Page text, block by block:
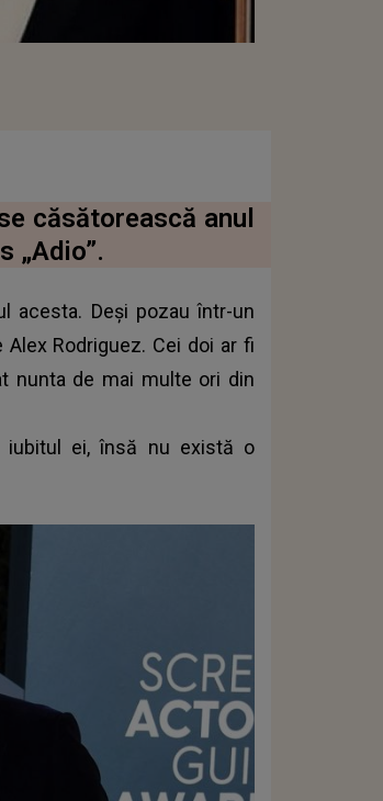
căsătorească anul
„Adio”.
acesta. Deși pozau într-un
Rodriguez. Cei doi ar fi
nunta de mai multe ori din
ei, însă nu există o